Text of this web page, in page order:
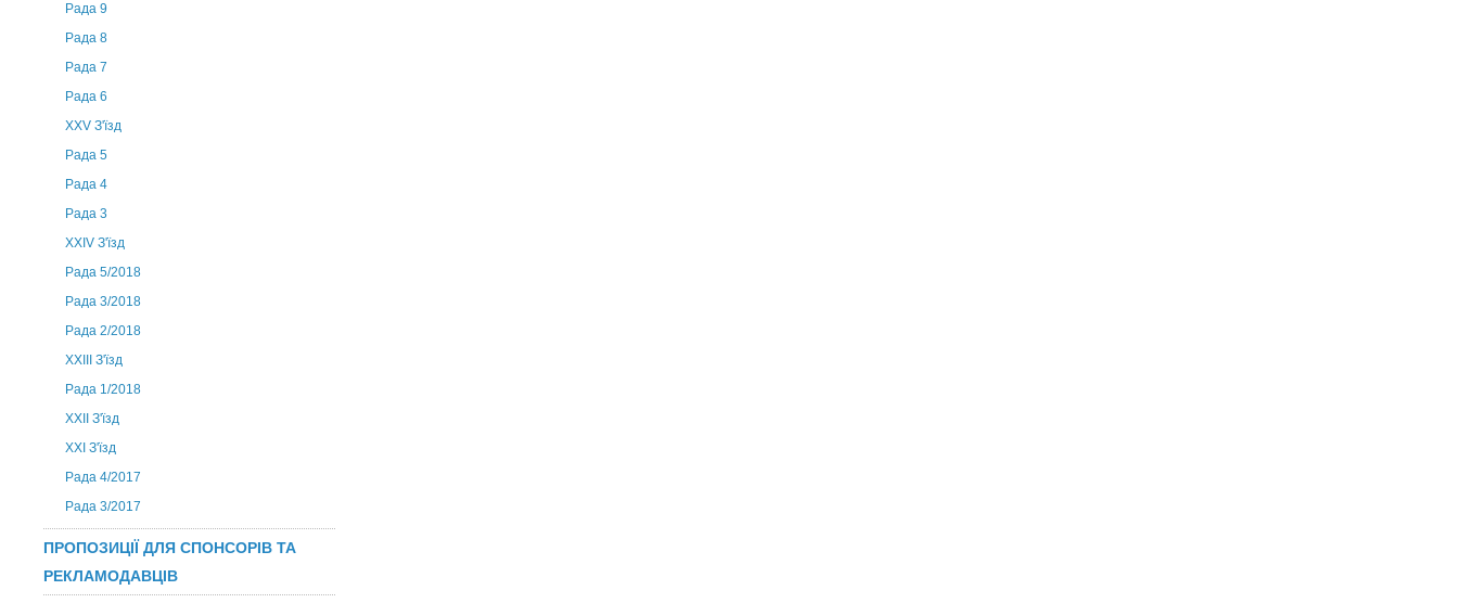
Рада 9
Рада 8
Рада 7
Рада 6
XXV З'їзд
Рада 5
Рада 4
Рада 3
ХХIV З'їзд
Рада 5/2018
Рада 3/2018
Рада 2/2018
XXIII З'їзд
Рада 1/2018
ХХІІ З'їзд
XXI З'їзд
Рада 4/2017
Рада 3/2017
ПРОПОЗИЦІЇ ДЛЯ СПОНСОРІВ ТА
РЕКЛАМОДАВЦІВ